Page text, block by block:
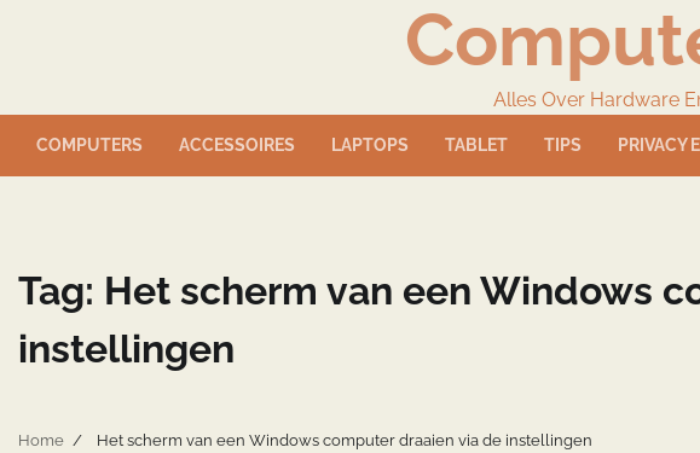
Alles Over Hardware
COMPUTERS ACCESSOIRES LAPTOPS TABLET TIPS PRIVACY
Tag: Het scherm van een Windows
instellingen
Home Het scherm van een Windows computer draaien via de instellingen